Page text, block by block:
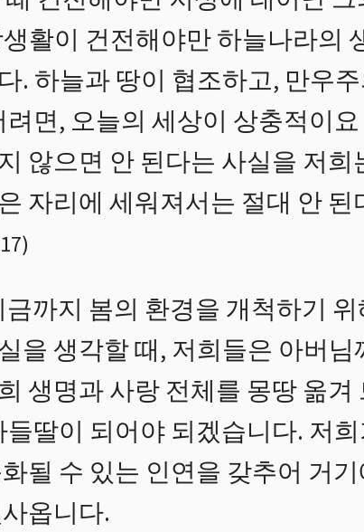
활이 건전해야만 하늘나라의
. 하늘과 땅이 협조하고, 만우
면, 오늘의 세상이 상충적이
않으면 안 된다는 사실을 저희
자리에 세워져서는 절대 안
)
까지 봄의 환경을 개척하기
을 생각할 때, 저희들은 아버
생명과 사랑 전체를 몽땅 옮겨
딸이 되어야 되겠습니다. 저
될 수 있는 인연을 갖추어 거
옵니다.